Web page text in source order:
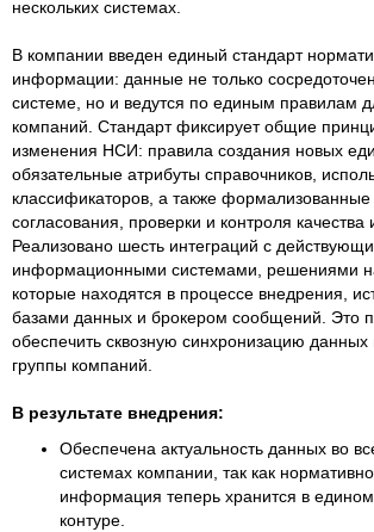
нескольких системах.
В компании введен единый стандарт
информации: данные не только
системе, но и ведутся по единым правилам
компаний. Стандарт фиксирует общие
изменения НСИ: правила создания новых
обязательные атрибуты справочников,
классификаторов, а также
согласования, проверки и контроля
Реализовано шесть интеграций с
информационными системами, решениями
которые находятся в процессе внедрения,
базами данных и брокером сообщений. Это
обеспечить сквозную синхронизацию данных
группы компаний.
В результате внедрения:
Обеспечена актуальность данных во
системах компании, так как
информация теперь хранится в
контуре.